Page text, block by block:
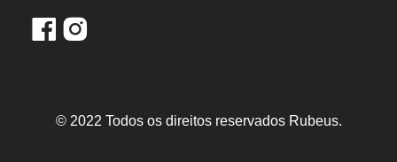
AUXILIAR EM
ADMINISTRAÇÃO
Inscreva-se
© 2022 Todos os direitos reservados Rubeus.